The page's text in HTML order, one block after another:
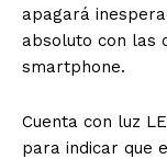
apagará
absoluto con las
smartphone.
Cuenta con luz
para indicar que